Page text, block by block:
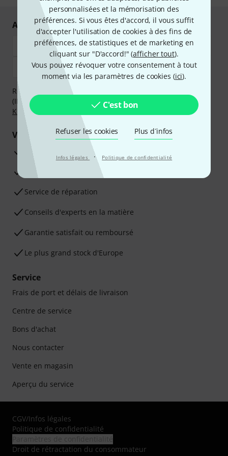
personnalisées et la mémorisation des
préférences. Si vous êtes d'accord, il vous suffit
d'accepter l'utilisation de cookies à des fins de
préférences, de statistiques et de marketing en
cliquant sur "D'accord!" (afficher tout).
Vous pouvez révoquer votre consentement à tout
moment via les paramètres de cookies (ici).
C'est bon
Refuser les cookies Plus d´infos
Infos légales · Politique de confidentialité
Achetez et payez en toute sécurité
Réglez de manière sûre et sécurisée par Virement
(IBAN/BIC), PayPal, Amazon Pay, Klarna Payer Maintenant
Klarna Payer en 3 fois
ou Carte de crédit.
Vos avantages
Ga­ran­tie Thomann 3 ans
Garantie 30 jours satisfait ou remboursé
Service de réparation
Conseils d'experts en la matière
Garantie satisfait ou remboursé
Le plus grand stock d'Europe
Service
Frais de port et délais de livraison
Centre de service
Bons d'achat
Nous contacter
Vente en magasin
Aperçu du service
CGV/Infos légales
Politique de confidentialité
Droit de rétractation du consommateur